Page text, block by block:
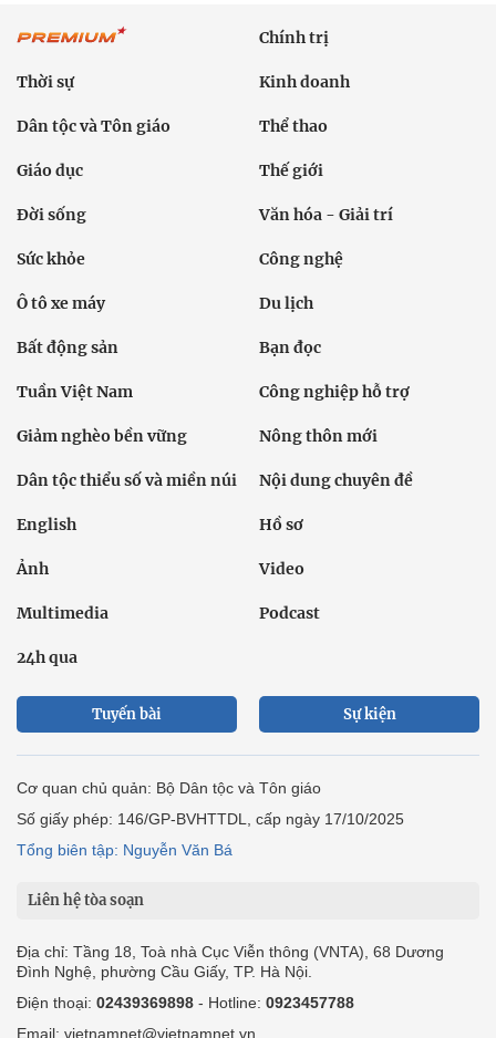
Chính trị
Thời sự Kinh doanh
Dân tộc và Tôn giáo Thể thao
Giáo dục Thế giới
Đời sống Văn hóa - Giải trí
Sức khỏe Công nghệ
Ô tô xe máy Du lịch
Bất động sản Bạn đọc
Tuần Việt Nam Công nghiệp hỗ trợ
Giảm nghèo bền vững Nông thôn mới
Dân tộc thiểu số và miền núi Nội dung chuyên đề
English Hồ sơ
Ảnh Video
Multimedia Podcast
24h qua
Tuyến bài Sự kiện
Cơ quan chủ quản: Bộ Dân tộc và Tôn giáo
Số giấy phép: 146/GP-BVHTTDL, cấp ngày 17/10/2025
Tổng biên tập: Nguyễn Văn Bá
Liên hệ tòa soạn
Địa chỉ: Tầng 18, Toà nhà Cục Viễn thông (VNTA), 68 Dương
Đình Nghệ, phường Cầu Giấy, TP. Hà Nội.
Điện thoại: 02439369898 - Hotline: 0923457788
Email: vietnamnet@vietnamnet.vn